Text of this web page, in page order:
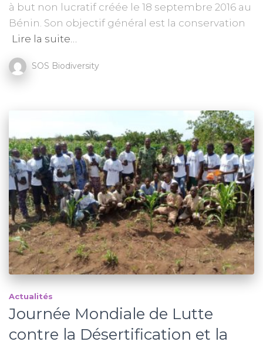
à but non lucratif créée le 18 septembre 2016 au
Bénin. Son objectif général est la conservation
Lire la suite…
SOS Biodiversity
Actualités
Journée Mondiale de Lutte
contre la Désertification et la